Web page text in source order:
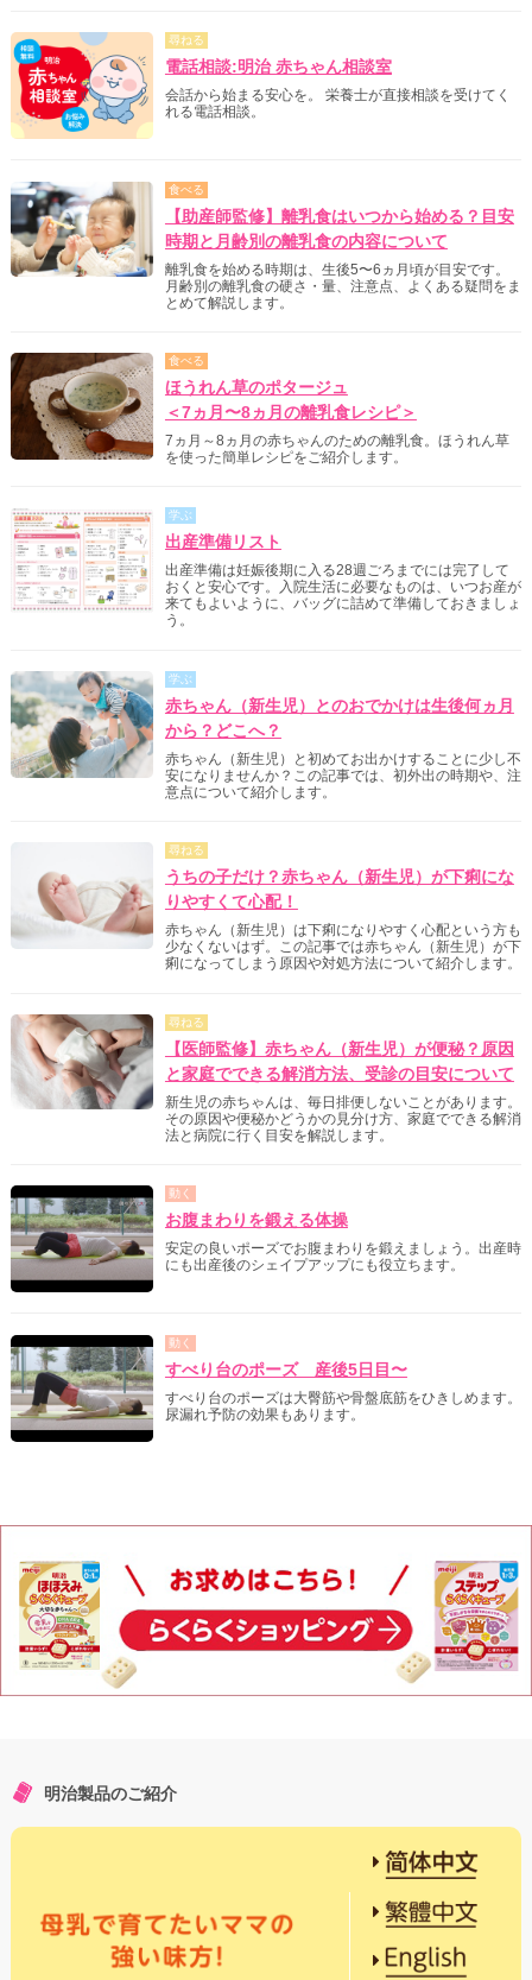
尋ねる
電話相談:明治 赤ちゃん相談室
会話から始まる安心を。 栄養士が直接相談を受けてく
れる電話相談。
食べる
【助産師監修】離乳食はいつから始める？目安
時期と月齢別の離乳食の内容について
離乳食を始める時期は、生後5〜6ヵ月頃が目安です。
月齢別の離乳食の硬さ・量、注意点、よくある疑問をま
とめて解説します。
食べる
ほうれん草のポタージュ
＜7ヵ月〜8ヵ月の離乳食レシピ＞
7ヵ月～8ヵ月の赤ちゃんのための離乳食。ほうれん草
を使った簡単レシピをご紹介します。
学ぶ
出産準備リスト
出産準備は妊娠後期に入る28週ごろまでには完了して
おくと安心です。入院生活に必要なものは、いつお産が
来てもよいように、バッグに詰めて準備しておきましょ
う。
学ぶ
赤ちゃん（新生児）とのおでかけは生後何ヵ月
から？どこへ？
赤ちゃん（新生児）と初めてお出かけすることに少し不
安になりませんか？この記事では、初外出の時期や、注
意点について紹介します。
尋ねる
うちの子だけ？赤ちゃん（新生児）が下痢にな
りやすくて心配！
赤ちゃん（新生児）は下痢になりやすく心配という方も
少なくないはず。この記事では赤ちゃん（新生児）が下
痢になってしまう原因や対処方法について紹介します。
尋ねる
【医師監修】赤ちゃん（新生児）が便秘？原因
と家庭でできる解消方法、受診の目安について
新生児の赤ちゃんは、毎日排便しないことがあります。
その原因や便秘かどうかの見分け方、家庭でできる解消
法と病院に行く目安を解説します。
動く
お腹まわりを鍛える体操
安定の良いポーズでお腹まわりを鍛えましょう。出産時
にも出産後のシェイプアップにも役立ちます。
動く
すべり台のポーズ 産後5日目〜
すべり台のポーズは大臀筋や骨盤底筋をひきしめます。
尿漏れ予防の効果もあります。
明治製品のご紹介